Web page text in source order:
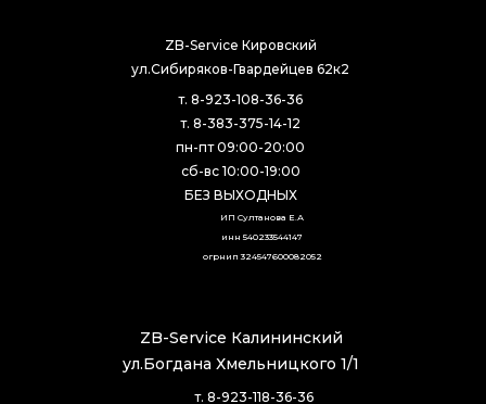
т. 8-923-108-36-36
т. 8-383-375-14-12
пн-пт 09:00-20:00
сб-вс 10:00-19:00
БЕЗ ВЫХОДНЫХ
ZB-Service Калининский
ул.Богдана Хмельницкого 1/1
т. 8-923-118-36-36
ZB-Service Кировский
ул.Сибиряков-Гвардейцев 62к2
ИП Султанова Е.А
инн 540233544147
огрнип 324547600082052